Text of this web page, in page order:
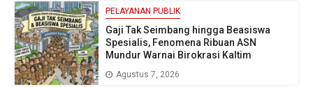
PELAYANAN PUBLIK
Gaji Tak Seimbang hingga Beasiswa
Spesialis, Fenomena Ribuan ASN
Mundur Warnai Birokrasi Kaltim
Agustus 7, 2026